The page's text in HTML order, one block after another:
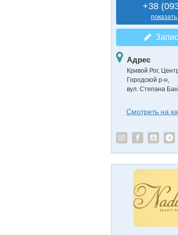
+38
Адрес
Кривой Рог,
Городской р-н
вул. Степана
Смотреть на